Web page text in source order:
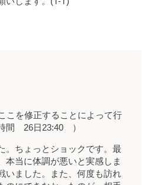
こを修正することによって行
間 26日23:40 ）
。ちょっとショックです。最
本当に体調が悪いと実感しま
いました。また、何度も訪れ